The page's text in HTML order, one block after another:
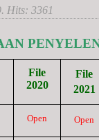
. Hits: 3361
File
2020
File
2021
Open Open